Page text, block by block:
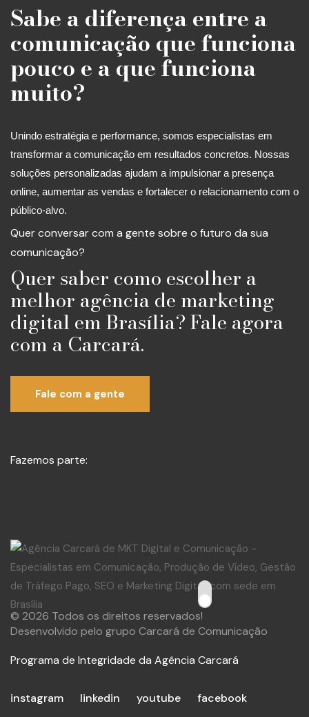
Sabe a diferença entre a
comunicação que funciona
pouco e a que funciona
muito?
Unindo estratégia e performance, somos especialistas em
transformar a comunicação em resultados concretos. Nossas
soluções personalizadas ajudam a impulsionar a presença
online, aumentar as vendas e fortalecer o relacionamento com o
público-alvo.
Quer conversar com a gente sobre o futuro da sua
comunicação?
Quer saber como escolher a
melhor agência de marketing
digital em Brasília? Fale agora
com a Carcará.
Fale com a gente
Fazemos parte:
© 2026 Todos os direitos reservados!
Desenvolvido pelo grupo Carcará de Comunicação
Programa de Integridade da Agência Carcará
instagram linkedin youtube facebook